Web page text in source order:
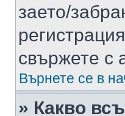
заето/
свържете с
Върнете се в
» Какво